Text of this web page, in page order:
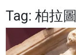
健康
商業
Tag: 柏拉圖